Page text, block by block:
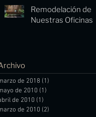
Remodelación de
Nuestras Oficinas
de 2018 (1)
de 2010 (1)
de 2010 (1)
de 2010 (2)